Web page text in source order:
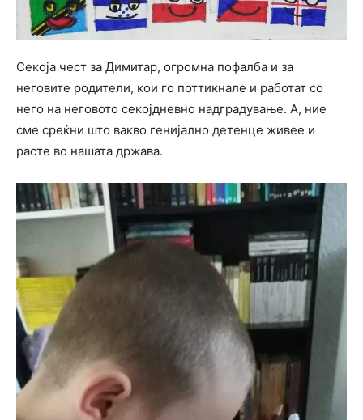
Секоја чест за Димитар, огромна пофалба и за
неговите родители, кои го поттикнале и работат со
него на неговото секојдневно надградување. А, ние
сме среќни што вакво генијално детенце живее и
расте во нашата држава.